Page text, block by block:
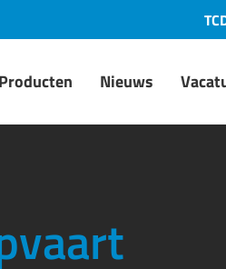
Producten Nieuws